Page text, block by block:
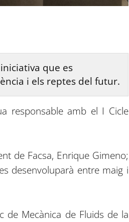
que es
i els reptes del futur.
responsable amb el I Cicle
de Facsa, Enrique Gimeno;
desenvoluparà entre maig i
de Mecànica de Fluids de la